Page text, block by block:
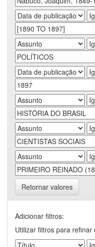
Retornar valores
Adicionar filtros:
Utilizar filtros para